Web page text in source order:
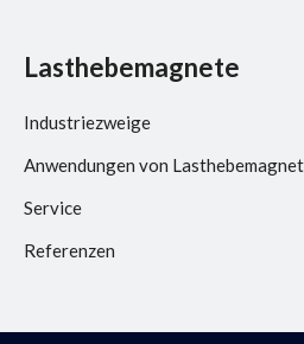
Lasthebemagnete
Industriezweige
Anwendungen von
Service
Referenzen